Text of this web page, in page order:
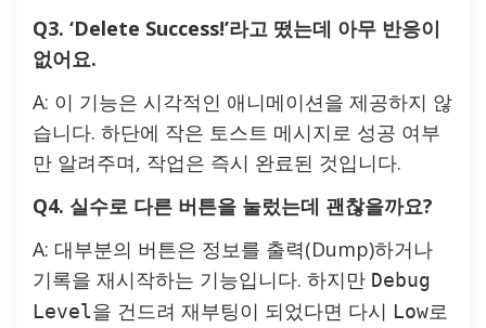
Q3. ‘Delete Success!’라고 떴는데 아무 반응이
없어요.
A: 이 기능은 시각적인 애니메이션을 제공하지 않
습니다. 하단에 작은 토스트 메시지로 성공 여부
만 알려주며, 작업은 즉시 완료된 것입니다.
Q4. 실수로 다른 버튼을 눌렀는데 괜찮을까요?
A: 대부분의 버튼은 정보를 출력(Dump)하거나
기록을 재시작하는 기능입니다. 하지만 Debug
Level을 건드려 재부팅이 되었다면 다시 Low로